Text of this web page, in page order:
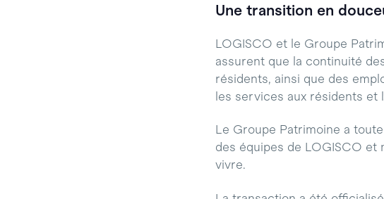
Une transition en
LOGISCO et le Groupe
assurent que la continuité
résidents, ainsi que des
les services aux résidents et
Le Groupe Patrimoine a
des équipes de LOGISCO
vivre.